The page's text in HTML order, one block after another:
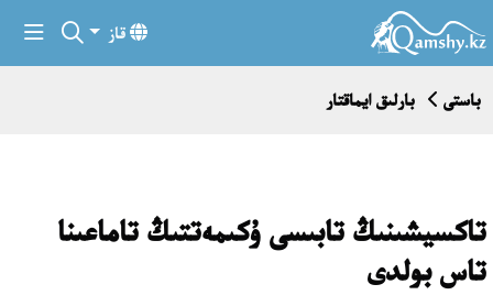
قاز
باستى بارلىق ايماقتار
تاكسيشىنىڭ تابىسى ۇكىمەتتىڭ تاماعىنا
تاس بولدى